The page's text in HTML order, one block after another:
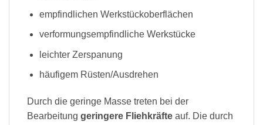
empfindlichen Werkstückoberflächen
verformungsempfindliche Werkstücke
leichter Zerspanung
häufigem Rüsten/Ausdrehen
Durch die geringe Masse treten bei der
Bearbeitung geringere Fliehkräfte auf. Die durch